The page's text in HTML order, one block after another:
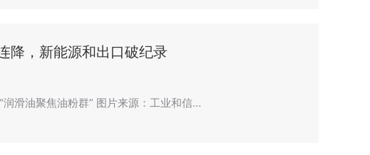
降，新能源和出口破纪录
滑油聚焦油粉群” 图片来源：工业和信…